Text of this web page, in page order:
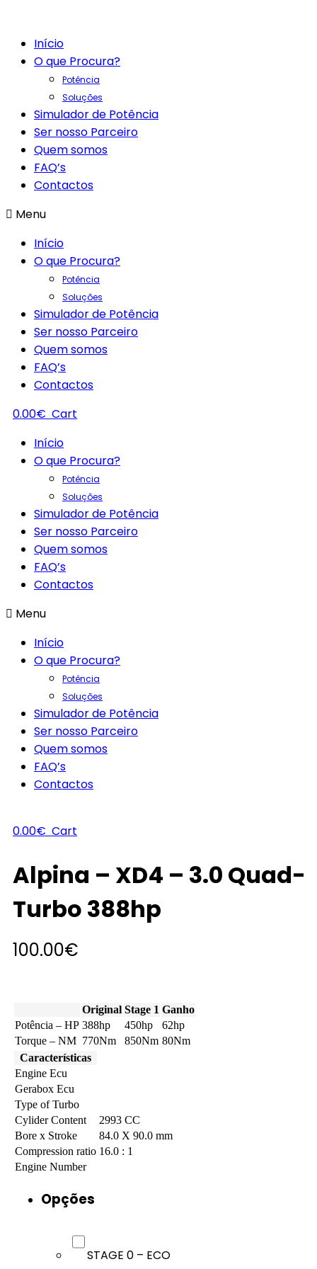
Início
O que Procura?
Potência
Soluções
Simulador de Potência
Ser nosso Parceiro
Quem somos
FAQ’s
Contactos
Menu
Início
O que Procura?
Potência
Soluções
Simulador de Potência
Ser nosso Parceiro
Quem somos
FAQ’s
Contactos
0.00€ Cart
Início
O que Procura?
Potência
Soluções
Simulador de Potência
Ser nosso Parceiro
Quem somos
FAQ’s
Contactos
Menu
Início
O que Procura?
Potência
Soluções
Simulador de Potência
Ser nosso Parceiro
Quem somos
FAQ’s
Contactos
0.00€ Cart
Alpina – XD4 – 3.0 Quad-
Turbo 388hp
100.00€
Original Stage 1 Ganho
Potência – HP 388hp 450hp
62hp
Torque – NM 770Nm 850Nm 80Nm
Características
Engine Ecu
Gerabox Ecu
Type of Turbo
Cylider Content
2993 CC
Bore x Stroke
84.0 X 90.0 mm
Compression ratio 16.0 : 1
Engine Number
Opções
STAGE 0 – ECO